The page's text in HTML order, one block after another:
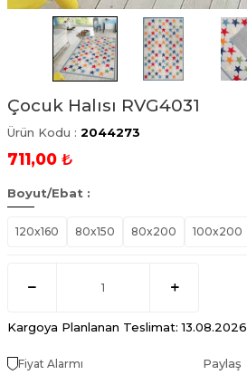
Çocuk Halısı RVG4031
Ürün Kodu : 2044273
711,00 ₺
Boyut/Ebat :
120x160 80x150 80x200 100x200
Kargoya Planlanan Teslimat: 13.08.2026
Fiyat Alarmı Paylaş